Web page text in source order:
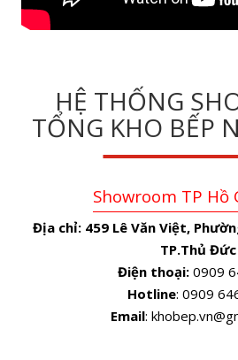
HỆ THỐNG
TỔNG KHO BẾP
Showroom TP Hồ
Địa chỉ: 459 Lê Văn Việt,
TP.Thủ Đức
Điện thoại:0909
Hotline: 0909
Email: